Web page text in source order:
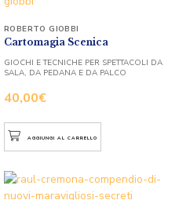
Cartomagia Scenica
40,00€
ROBERTO GIOBBI
GIOCHI E TECNICHE PER SPETTACOLI DA
SALA, DA PEDANA E DA PALCO
AGGIUNGI AL CARRELLO